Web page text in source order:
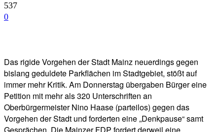
537
0
Das rigide Vorgehen der Stadt Mainz neuerdings gegen
bislang geduldete Parkflächen im Stadtgebiet, stößt auf
immer mehr Kritik. Am Donnerstag übergaben Bürger eine
Petition mit mehr als 320 Unterschriften an
Oberbürgermeister Nino Haase (parteilos) gegen das
Vorgehen der Stadt und forderten eine „Denkpause“ samt